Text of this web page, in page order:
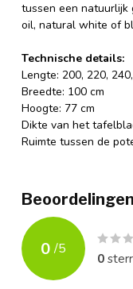
tussen een natuurlijk
oil, natural white of
Technische details:
Lengte: 200, 220,
Breedte: 100 cm
Hoogte: 77 cm
Dikte van het
Ruimte tussen de
Beoordelingen
0 /5
0